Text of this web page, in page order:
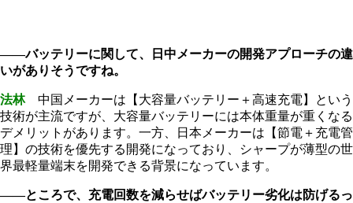
――バッテリーに関して、日中メーカーの開発アプローチの違
いがありそうですね。
法林中国メーカーは【大容量バッテリー＋高速充電】という
技術が主流ですが、大容量バッテリーには本体重量が重くなる
デメリットがあります。一方、日本メーカーは【節電＋充電管
理】の技術を優先する開発になっており、シャープが薄型の世
界最軽量端末を開発できる背景になっています。
――ところで、充電回数を減らせばバッテリー劣化は防げるっ